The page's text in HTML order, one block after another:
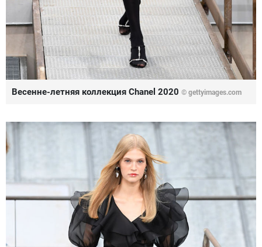
Весенне-летняя коллекция Chanel 2020 © gettyimages.com